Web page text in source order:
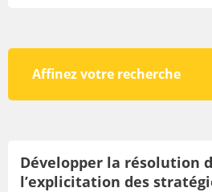
Avant de vous inscrire, veillez à
Affinez votre recherche
Par orientation
Développer la résolution
l’explicitation des